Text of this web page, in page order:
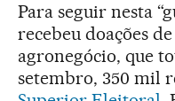
Para seguir nesta
recebeu doações
agronegócio, que
setembro, 350 mil